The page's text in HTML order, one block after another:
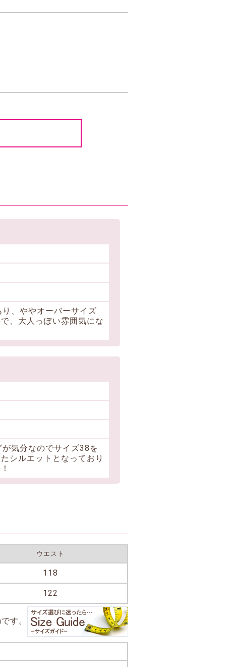
、ややオーバーサイズ
、大人っぽい雰囲気にな
気分なのでサイズ38を
シルエットとなっており
ウエスト
118
122
す。